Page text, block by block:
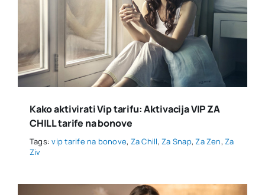
Kako aktivirati Vip tarifu: Aktivacija VIP ZA
CHILL tarife na bonove
Tags:vip tarife na bonove, Za Chill,Za Snap,Za Zen,Za
Ziv